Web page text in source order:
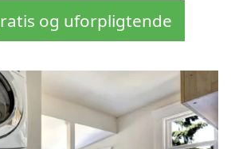
og uforpligtende